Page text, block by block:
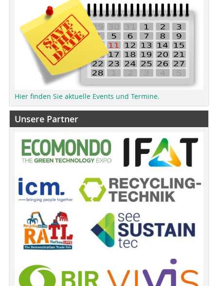
Hier finden Sie aktuelle Events und Termine.
Unsere Partner